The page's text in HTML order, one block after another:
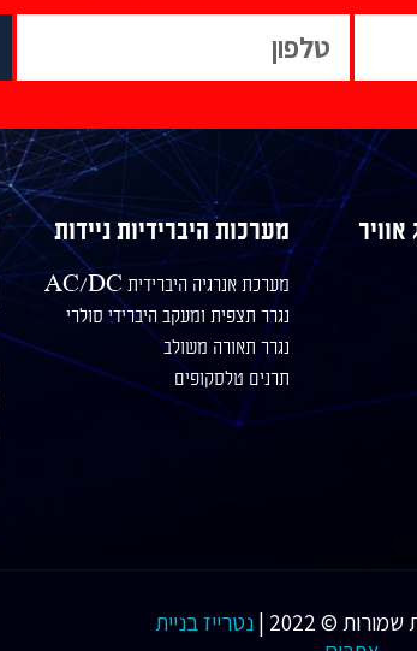
מערכות היברידיות ניידות
מערכת אנרגיה היברידית AC/DC
נגרר תצפית ומעקב היברידי סולרי
נגרר תאורה משולב
תרנים טלסקופים
© 2022 |
נטרייז בניית